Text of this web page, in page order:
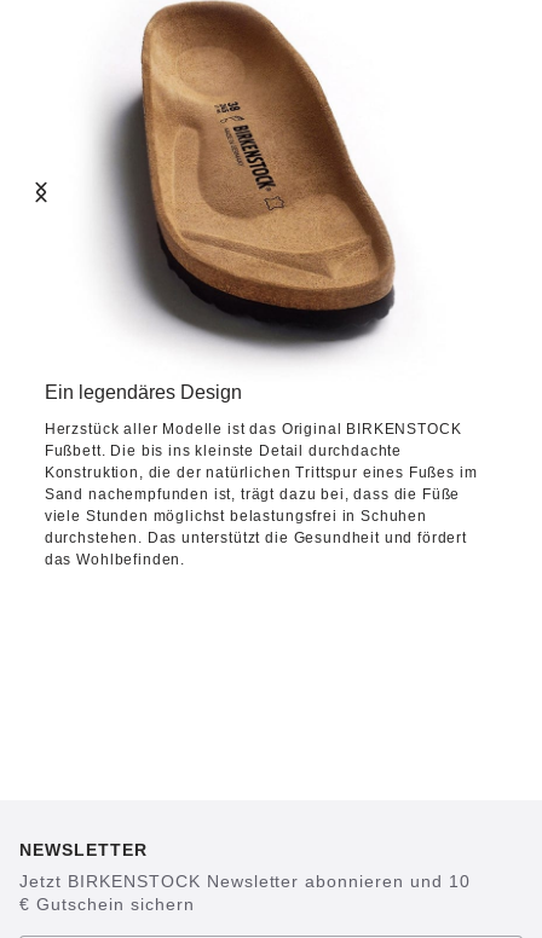
Ein legendäres Design
Herzstück aller Modelle ist das Original BIRKENSTOCK
Fußbett. Die bis ins kleinste Detail durchdachte
Konstruktion, die der natürlichen Trittspur eines Fußes im
Sand nachempfunden ist, trägt dazu bei, dass die Füße
viele Stunden möglichst belastungsfrei in Schuhen
durchstehen. Das unterstützt die Gesundheit und fördert
das Wohlbefinden.
NEWSLETTER
Jetzt BIRKENSTOCK Newsletter abonnieren und 10
€ Gutschein sichern